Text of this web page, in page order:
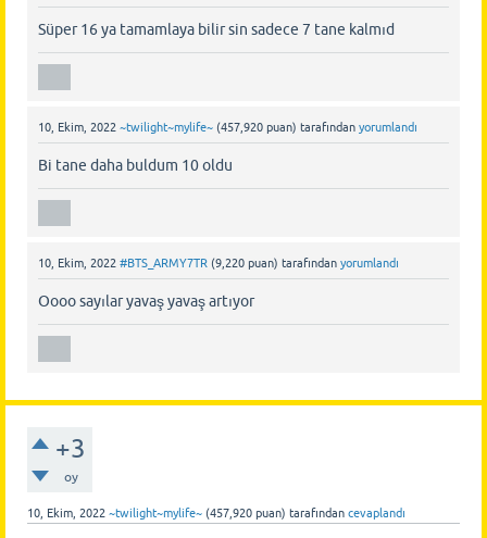
Süper 16 ya tamamlaya bilir sin sadece 7 tane kalmıd
10, Ekim, 2022 ~twilight~mylife~ (457,920 puan) tarafından yorumlandı
Bi tane daha buldum 10 oldu
10, Ekim, 2022 #BTS_ARMY7TR (9,220 puan) tarafından yorumlandı
Oooo sayılar yavaş yavaş artıyor
+3
oy
10, Ekim, 2022 ~twilight~mylife~ (457,920 puan) tarafından cevaplandı